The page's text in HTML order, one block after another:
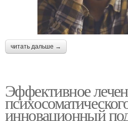
читать дальше →
Эффективное
инновационный